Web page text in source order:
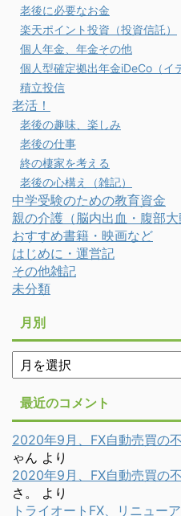
老後に必要なお金
楽天ポイント投資（投資信託）
個人年金、年金その他
個人型確定拠出年金iDeCo（イ
積立投信
老活！
老後の趣味、楽しみ
老後の仕事
終の棲家を考える
老後の心構え（雑記）
中学受験のための教育資金
親の介護（脳内出血・腹部大
おすすめ書籍・映画など
はじめに・運営記
その他雑記
未分類
月別
月
別
最近のコメント
2020年9月、FX自動売買の
ゃん より
2020年9月、FX自動売買の
さ。
より
トライオートFX、リニュー